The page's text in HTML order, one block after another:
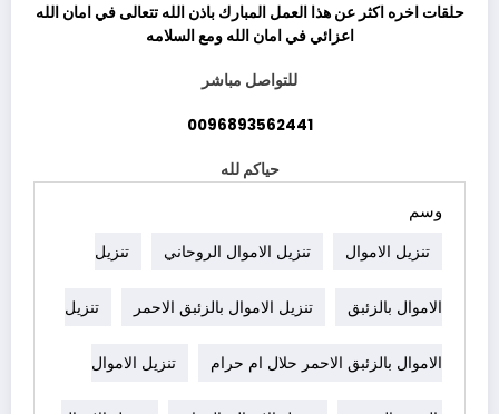
حلقات اخره اكثر عن هذا العمل المبارك باذن الله تتعالى في امان الله
اعزائي في امان الله ومع السلامه
للتواصل مباشر
0096893562441
حياكم لله
وسم
تنزيل الاموال تنزيل الاموال الروحاني تنزيل
الاموال بالزئبق تنزيل الاموال بالزئبق الاحمر تنزيل
الاموال بالزئبق الاحمر حلال ام حرام تنزيل الاموال